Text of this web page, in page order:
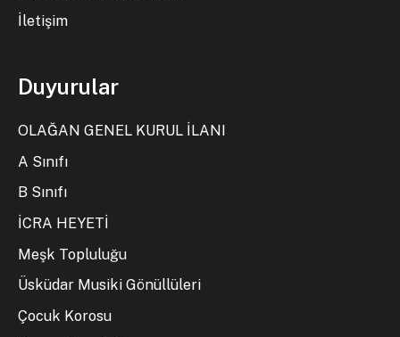
İletişim
Duyurular
OLAĞAN GENEL KURUL İLANI
A Sınıfı
B Sınıfı
İCRA HEYETİ
Meşk Topluluğu
Üsküdar Musiki Gönüllüleri
Çocuk Korosu